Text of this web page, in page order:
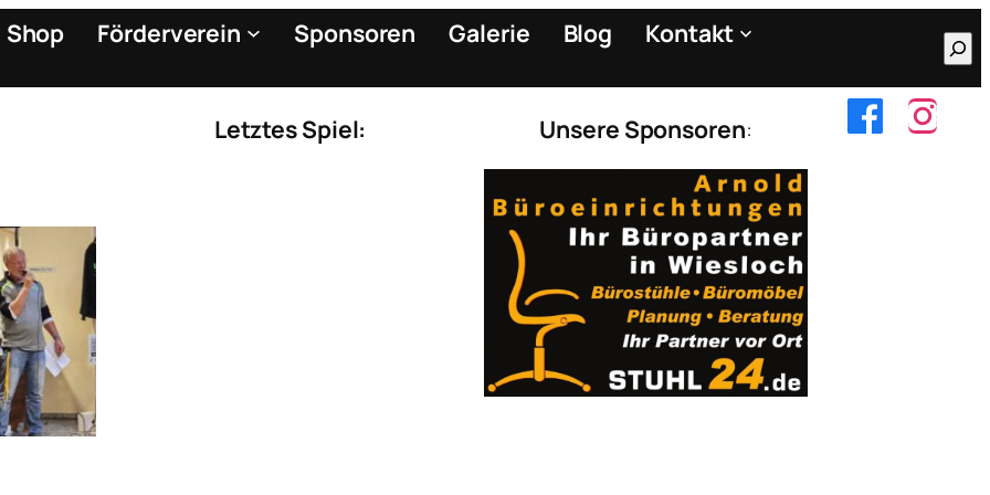
Shop Förderverein Sponsoren Galerie Blog
Kontakt
Letztes Spiel: Unsere Sponsoren: